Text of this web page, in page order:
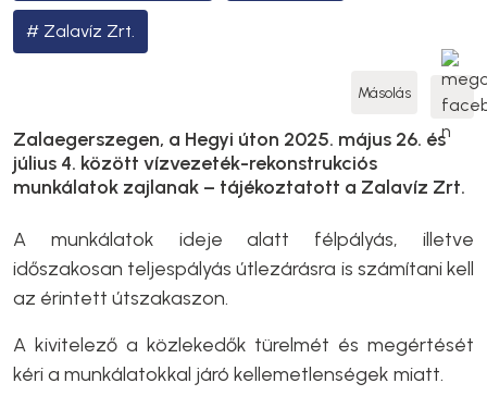
Zalavíz Zrt.
Másolás
Zalaegerszegen, a Hegyi úton 2025. május 26. és
július 4. között vízvezeték-rekonstrukciós
munkálatok zajlanak – tájékoztatott a Zalavíz Zrt.
A munkálatok ideje alatt félpályás, illetve
időszakosan teljespályás útlezárásra is számítani kell
az érintett útszakaszon.
A kivitelező a közlekedők türelmét és megértését
kéri a munkálatokkal járó kellemetlenségek miatt.